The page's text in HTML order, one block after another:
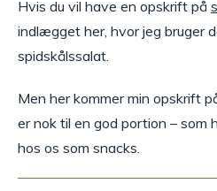
Hvis du vil have en opskrift på
indlægget her, hvor jeg bruger
spidskålssalat.
Men her kommer min opskrift
er nok til en god portion – som
hos os som snacks.